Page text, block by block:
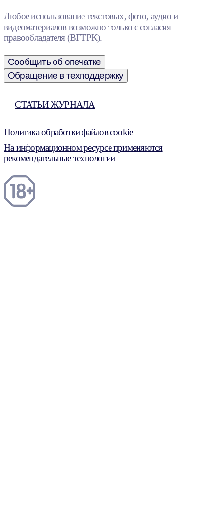
Любое использование текстовых, фото, аудио и
видеоматериалов возможно только с согласия
правообладателя (ВГТРК).
Сообщить об опечатке
Обращение в техподдержку
СТАТЬИ ЖУРНАЛА
Политика обработки файлов cookie
На информационном ресурсе применяются
рекомендательные технологии